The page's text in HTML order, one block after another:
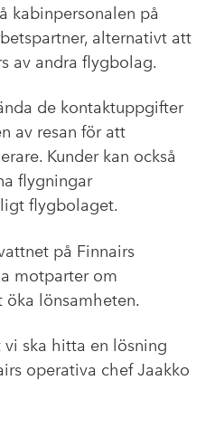
kabinpersonalen på
alternativt att
av andra flygbolag.
de kontaktuppgifter
av resan för att
Kunder kan också
flygningar
flygbolaget.
på Finnairs
motparter om
öka lönsamheten.
ska hitta en lösning
operativa chef Jaakko